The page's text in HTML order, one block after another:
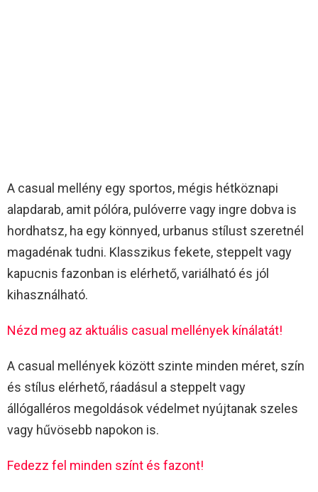
A casual mellény egy sportos, mégis hétköznapi
alapdarab, amit pólóra, pulóverre vagy ingre dobva is
hordhatsz, ha egy könnyed, urbanus stílust szeretnél
magadénak tudni. Klasszikus fekete, steppelt vagy
kapucnis fazonban is elérhető, variálható és jól
kihasználható.
Nézd meg az aktuális casual mellények kínálatát!
A casual mellények között szinte minden méret, szín
és stílus elérhető, ráadásul a steppelt vagy
állógalléros megoldások védelmet nyújtanak szeles
vagy hűvösebb napokon is.
Fedezz fel minden színt és fazont!